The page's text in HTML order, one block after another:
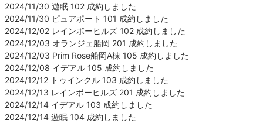
2024/11/30 遊眠 102 成約しました
2024/11/30 ピュアポート 101 成約しました
2024/12/02 レインボーヒルズ 102 成約しました
2024/12/03 オランジェ船岡 201 成約しました
2024/12/03 Prim Rose船岡A棟 105 成約しました
2024/12/08 イデアル 105 成約しました
2024/12/12 トゥインクル 103 成約しました
2024/12/13 レインボーヒルズ 201 成約しました
2024/12/14 イデアル 103 成約しました
2024/12/14 遊眠 104 成約しました